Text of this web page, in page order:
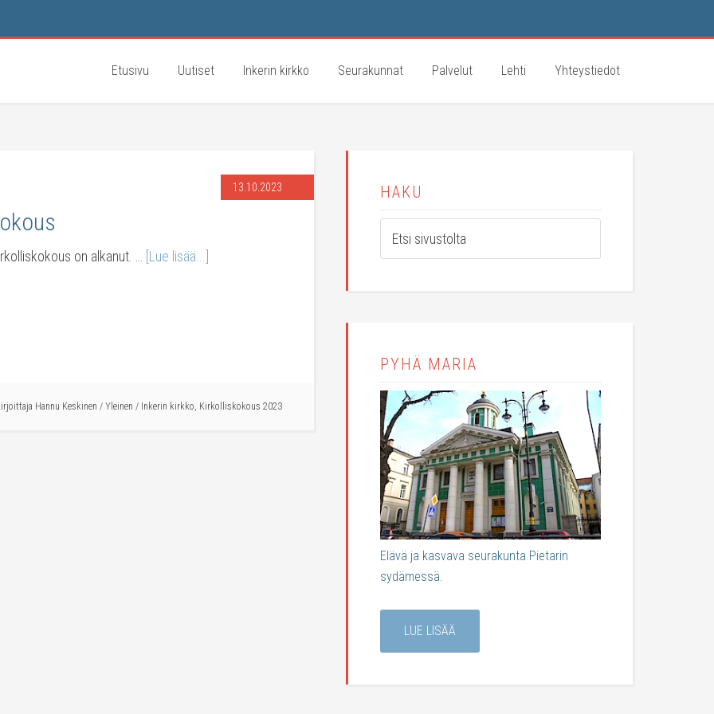
Etusivu Uutiset Inkerin kirkko Seurakunnat Palvelut Lehti Yhteystiedot
13.10.2023
on alkanut. … [Lue lisää...]
Hannu Keskinen / Yleinen / Inkerin kirkko, Kirkolliskokous 2023
HAKU
PYHÄ MARIA
Elävä ja kasvava seurakunta Pietarin
sydämessä.
LUE LISÄÄ